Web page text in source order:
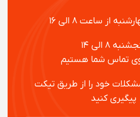
از ساعت ۸ الی ۱۶
الی ۱۴
شما هستیم
خود را از طریق تیکت
کنید